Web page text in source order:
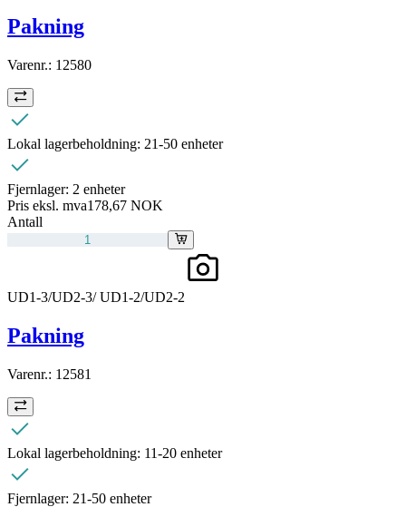
Pakning
Varenr.: 12580
Lokal lagerbeholdning: 21-50 enheter
Fjernlager: 2 enheter
Pris eksl. mva178,67 NOK
Antall
UD1-3/UD2-3/ UD1-2/UD2-2
Pakning
Varenr.: 12581
Lokal lagerbeholdning: 11-20 enheter
Fjernlager: 21-50 enheter